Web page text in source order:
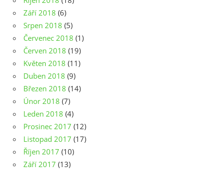
Září 2018 (6)
Srpen 2018 (5)
Červenec 2018 (1)
Červen 2018 (19)
Květen 2018 (11)
Duben 2018 (9)
Březen 2018 (14)
Únor 2018 (7)
Leden 2018 (4)
Prosinec 2017 (12)
Listopad 2017 (17)
Říjen 2017 (10)
Září 2017 (13)